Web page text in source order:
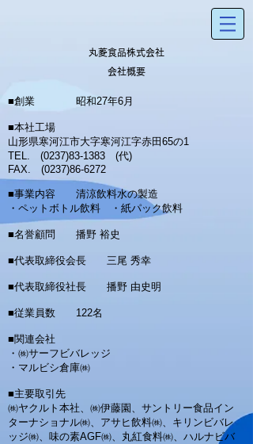
​丸菱食品株式会社
会社概要
■創業 昭和27年6月
■本社工場
山形県寒河江市大字寒河江字赤田65の1
TEL. (0237)83-1383 (代)
FAX. (0237)86-6272
■事業内容 清涼飲料水の製造
・ペットボトル飲料 ・紙パック飲料
■名誉顧問 播野 裕史
■代表取締役会長 三尾 秀幸
■代表取締役社長 播野 由史明
■従業員数 122名
■関連会社
・㈱サーフビバレッジ
・マルビシ倉庫㈱
■主要取引先
㈱ヤクルト本社、㈱伊藤園、サントリー食品イン
ターナショナル㈱、アサヒ飲料㈱、キリンビバレ
ッジ㈱、味の素AGF㈱、丸紅食料㈱、ハルナビバ